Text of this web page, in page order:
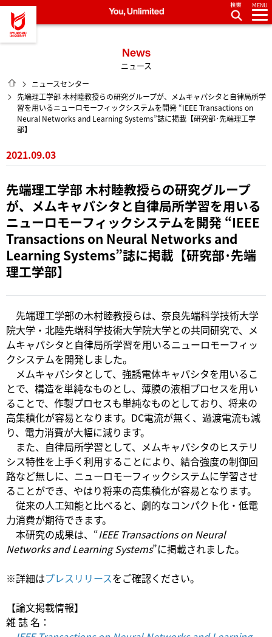
龍谷大学 You, Unlimited
MENU
News
ニュース
HOME
ニュースセンター
先端理工学部 木村睦教授らの研究グループが、メムキャパシタと自律局所学
習を用いるニューロモーフィックシステムを開発 “IEEE Transactions on
Neural Networks and Learning Systems”誌に掲載【研究部･先端理工学
部】
2021.09.03
先端理工学部 木村睦教授らの研究グループ
が、メムキャパシタと自律局所学習を用いる
ニューロモーフィックシステムを開発 “IEEE
Transactions on Neural Networks and
Learning Systems”誌に掲載【研究部･先端
理工学部】
先端理工学部の木村睦教授らは、奈良先端科学技術大学
院大学・北陸先端科学技術大学院大学との共同研究で、メ
ムキャパシタと自律局所学習を用いるニューロモーフィッ
クシステムを開発しました。
メムキャパシタとして、強誘電体キャパシタを用いるこ
とで、構造を単純なものとし、薄膜の液相プロセスを用い
ることで、作製プロセスも単純なものとしており、将来の
高集積化が容易となります。DC電流が無く、過渡電流も減
り、電力消費が大幅に減ります。
また、自律局所学習として、メムキャパシタのヒステリ
シス特性を上手く利用することにより、結合強度の制御回
路など無しに、ニューロモーフィックシステムに学習させ
ることができ、やはり将来の高集積化が容易となります。
従来の人工知能と比べると、劇的なコンパクト化・低電
力消費が期待できます。
本研究の成果は、“IEEE Transactions on Neural
Networks and Learning Systems”に掲載されました。
※詳細はプレスリリースをご確認ください。
【論文掲載情報】
雑 誌 名：